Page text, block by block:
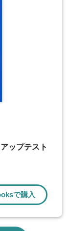
ップテスト
で購入